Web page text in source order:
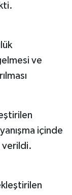
ve
içinde
verildi.